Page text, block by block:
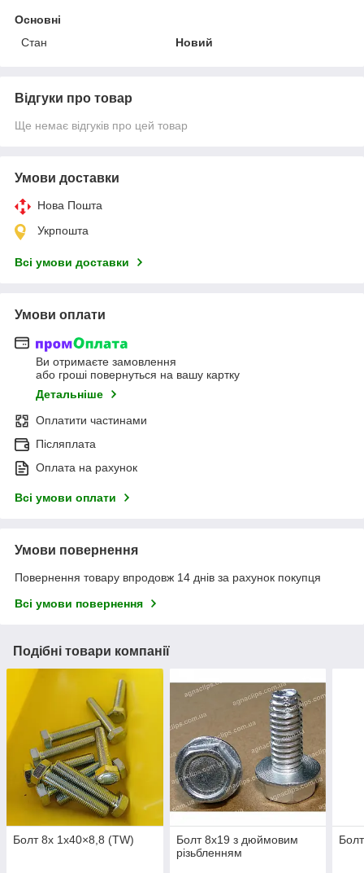
Основні
Стан
Новий
Відгуки про товар
Ще немає відгуків про цей товар
Умови доставки
Нова Пошта
Укрпошта
Всі умови доставки
Умови оплати
Ви отримаєте замовлення
або гроші повернуться на вашу картку
Детальніше
Оплатити частинами
Післяплата
Оплата на рахунок
Всі умови оплати
Умови повернення
Повернення товару впродовж 14 днів за рахунок покупця
Всі умови повернення
Подібні товари компанії
Болт 8х 1х40×8,8 (TW)
Болт 8х19 з дюймовим
різьбленням